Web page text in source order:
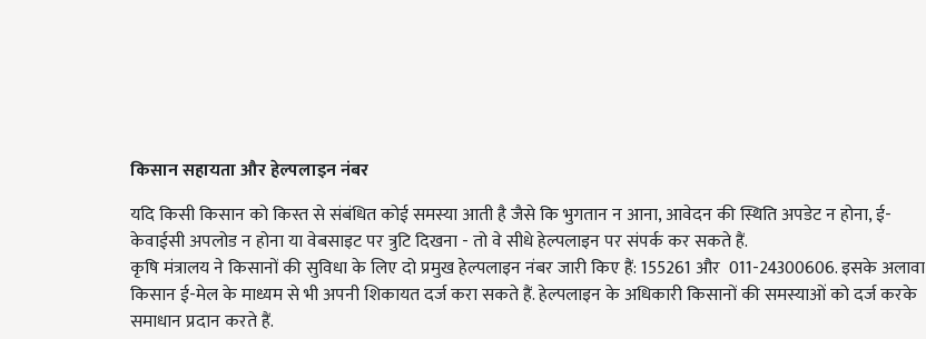
किसान सहायता और हेल्पलाइन नंबर
यदि किसी किसान को किस्त से संबंधित कोई समस्या आती है जैसे कि भुगतान न आना, आवेदन की स्थिति अपडेट न होना, ई-
केवाईसी अपलोड न होना या वेबसाइट पर त्रुटि दिखना - तो वे सीधे हेल्पलाइन पर संपर्क कर सकते हैं.
कृषि मंत्रालय ने किसानों की सुविधा के लिए दो प्रमुख हेल्पलाइन नंबर जारी किए हैं: 155261 और 011-24300606. इसके अलावा
किसान ई-मेल के माध्यम से भी अपनी शिकायत दर्ज करा सकते हैं. हेल्पलाइन के अधिकारी किसानों की समस्याओं को दर्ज करके
समाधान प्रदान करते हैं.